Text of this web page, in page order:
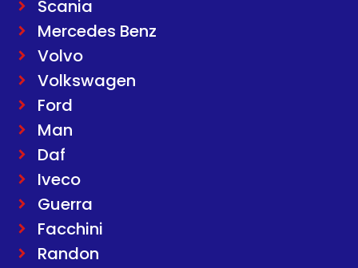
Scania
Mercedes Benz
Volvo
Volkswagen
Ford
Man
Daf
Iveco
Guerra
Facchini
Randon